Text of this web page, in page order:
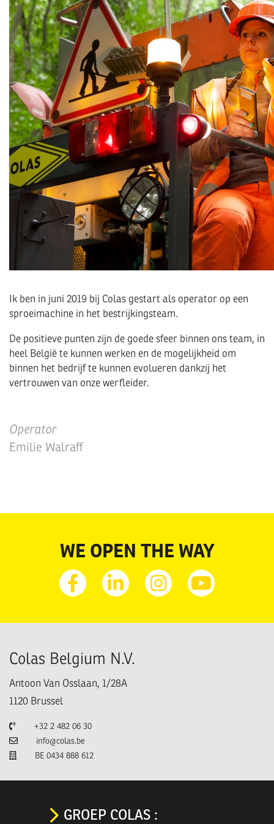
Ik ben in juni 2019 bij Colas gestart als operator op een
sproeimachine in het bestrijkingsteam.
De positieve punten zijn de goede sfeer binnen ons team, in
heel België te kunnen werken en de mogelijkheid om
binnen het bedrijf te kunnen evolueren dankzij het
vertrouwen van onze werfleider.
Operator
Emilie Walraff
WE OPEN THE WAY
FacebookLinkedinInstagramYoutube
Colas Belgium N.V.
Antoon Van Osslaan, 1/28A
1120 Brussel
Telefoon+32 2 482 06 30
E-mailinfo@colas.be
BE 0434 888 612
GROEP COLAS :